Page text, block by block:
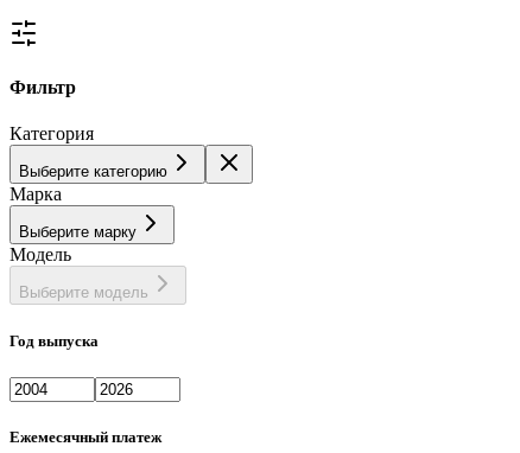
Фильтр
Категория
Выберите категорию
Марка
Выберите марку
Модель
Выберите модель
Год выпуска
Ежемесячный платеж